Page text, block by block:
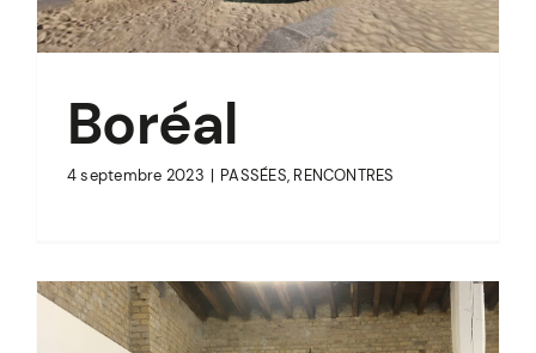
Boréal
4 septembre 2023 | PASSÉES, RENCONTRES